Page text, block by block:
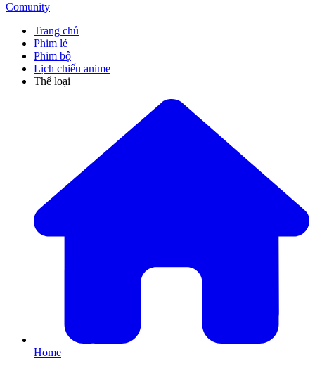
Comunity
Trang chủ
Phim lẻ
Phim bộ
Lịch chiếu anime
Thể loại
Home